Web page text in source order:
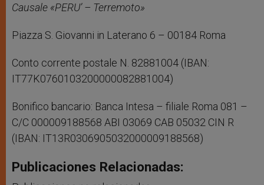
Causale «PERU’ – Terremoto»
Piazza S. Giovanni in Laterano 6 – 00184 Roma
Conto corrente postale N. 82881004 (IBAN:
IT77K0760103200000082881004)
Bonifico bancario: Banca Intesa – filiale Roma 081 –
C/C 000009188568 ABI 03069 CAB 05032 CIN R
(IBAN: IT13R0306905032000009188568)
Publicaciones Relacionadas: